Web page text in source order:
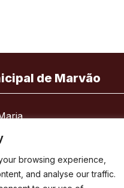
browsing experience,
and analyse our traffic.
de Marvão